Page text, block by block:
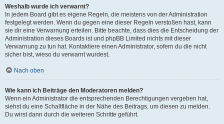
Weshalb wurde ich verwarnt?
In jedem Board gibt es eigene Regeln, die meistens von der Administration
festgelegt werden. Wenn du gegen eine dieser Regeln verstoßen hast, kann
sie dir eine Verwarnung erteilen. Bitte beachte, dass dies die Entscheidung der
Administration dieses Boards ist und phpBB Limited nichts mit dieser
Verwarnung zu tun hat. Kontaktiere einen Administrator, sofern du die nicht
sicher bist, wieso du verwarnt wurdest.
Nach oben
Wie kann ich Beiträge den Moderatoren melden?
Wenn ein Administrator die entsprechenden Berechtigungen vergeben hat,
siehst du eine Schaltfläche in der Nähe des Beitrags, um diesen zu melden.
Du wirst dann durch die weiteren Schritte geführt.